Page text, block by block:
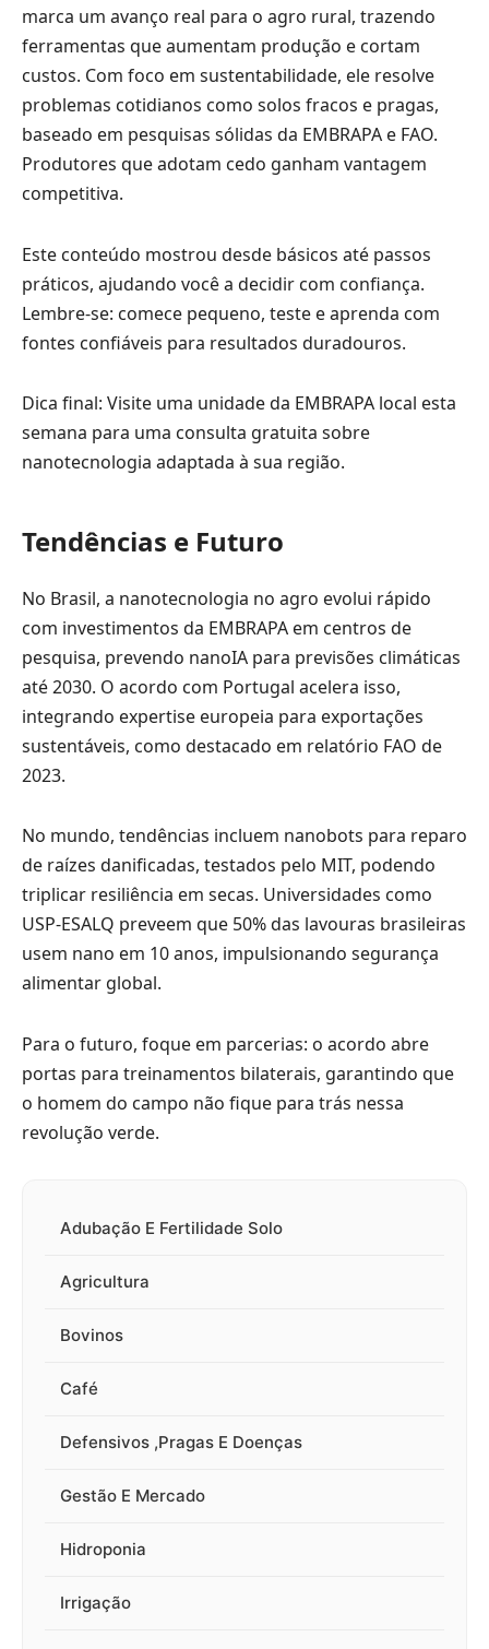
marca um avanço real para o agro rural, trazendo
ferramentas que aumentam produção e cortam
custos. Com foco em sustentabilidade, ele resolve
problemas cotidianos como solos fracos e pragas,
baseado em pesquisas sólidas da EMBRAPA e FAO.
Produtores que adotam cedo ganham vantagem
competitiva.
Este conteúdo mostrou desde básicos até passos
práticos, ajudando você a decidir com confiança.
Lembre-se: comece pequeno, teste e aprenda com
fontes confiáveis para resultados duradouros.
Dica final: Visite uma unidade da EMBRAPA local esta
semana para uma consulta gratuita sobre
nanotecnologia adaptada à sua região.
Tendências e Futuro
No Brasil, a nanotecnologia no agro evolui rápido
com investimentos da EMBRAPA em centros de
pesquisa, prevendo nanoIA para previsões climáticas
até 2030. O acordo com Portugal acelera isso,
integrando expertise europeia para exportações
sustentáveis, como destacado em relatório FAO de
2023.
No mundo, tendências incluem nanobots para reparo
de raízes danificadas, testados pelo MIT, podendo
triplicar resiliência em secas. Universidades como
USP-ESALQ preveem que 50% das lavouras brasileiras
usem nano em 10 anos, impulsionando segurança
alimentar global.
Para o futuro, foque em parcerias: o acordo abre
portas para treinamentos bilaterais, garantindo que
o homem do campo não fique para trás nessa
revolução verde.
Adubação E Fertilidade Solo
Agricultura
Bovinos
Café
Defensivos ,Pragas E Doenças
Gestão E Mercado
Hidroponia
Irrigação